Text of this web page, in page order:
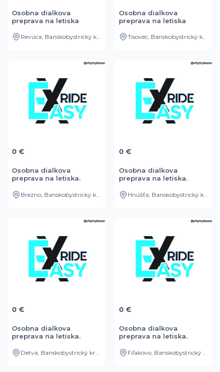
Osobna dialkova
preprava na letiska
Revúca, Banskobystrický kraj, SK
Osobna dialkova
preprava na letiska
Tisovec, Banskobystrický kraj, SK
0 €
Osobna dialkova
preprava na letiska.
Brezno, Banskobystrický kraj, SK
0 €
Osobna dialkova
preprava na letiska.
Hnúšťa, Banskobystrický kraj, SK
0 €
Osobna dialkova
preprava na letiska.
Detva, Banskobystrický kraj, SK
0 €
Osobna dialkova
preprava na letiska.
Fiľakovo, Banskobystrický kraj, SK